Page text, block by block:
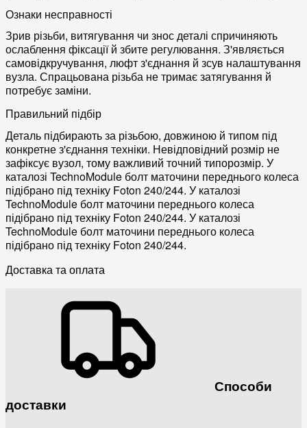
Ознаки несправності
Зрив різьби, витягування чи знос деталі спричиняють
ослаблення фіксації й збите регулювання. З'являється
самовідкручування, люфт з'єднання й зсув налаштування
вузла. Спрацьована різьба не тримає затягування й
потребує заміни.
Правильний підбір
Деталь підбирають за різьбою, довжиною й типом під
конкретне з'єднання техніки. Невідповідний розмір не
зафіксує вузол, тому важливий точний типорозмір. У
каталозі TechnoModule болт маточини переднього колеса
підібрано під техніку Foton 240/244. У каталозі
TechnoModule болт маточини переднього колеса
підібрано під техніку Foton 240/244. У каталозі
TechnoModule болт маточини переднього колеса
підібрано під техніку Foton 240/244.
Доставка та оплата
Способи
доставки